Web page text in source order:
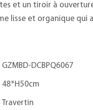
et un tiroir à
lisse et organique
GZMBD-DCBPQ6067
48*H50cm
Travertin